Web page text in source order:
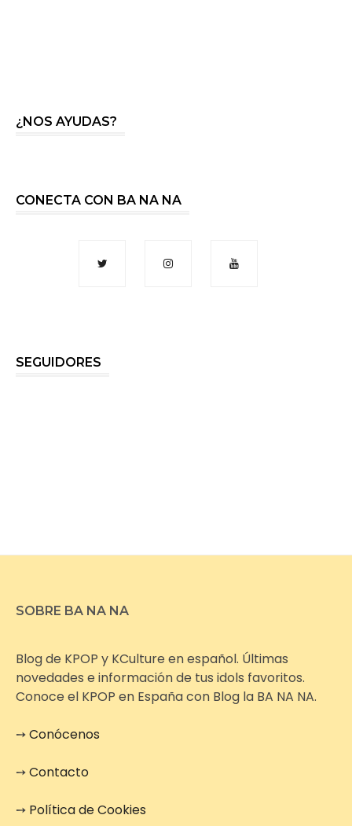
¿NOS AYUDAS?
CONECTA CON BA NA NA
SEGUIDORES
SOBRE BA NA NA
Blog de KPOP y KCulture en español. Últimas
novedades e información de tus idols favoritos.
Conoce el KPOP en España con Blog la BA NA NA.
➙Conócenos
➙Contacto
➙ Política de Cookies